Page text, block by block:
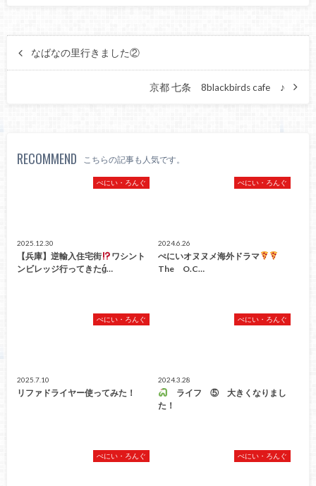
なばなの里行きました②
京都 七条 8blackbirds cafe ♪
RECOMMEND こちらの記事も人気です。
ぺにい・ろんぐ
2025.12.30
【兵庫】逆輸入住宅街
ワシント
ンビレッジ行ってきたǵ…
ぺにい・ろんぐ
2024.6.26
ぺにいオヌヌメ海外ドラマ
The O.C…
ぺにい・ろんぐ
2025.7.10
リファドライヤー使ってみた！
ぺにい・ろんぐ
2024.3.28
ライフ ⑤ 大きくなりまし
た！
ぺにい・ろんぐ ぺにい・ろんぐ